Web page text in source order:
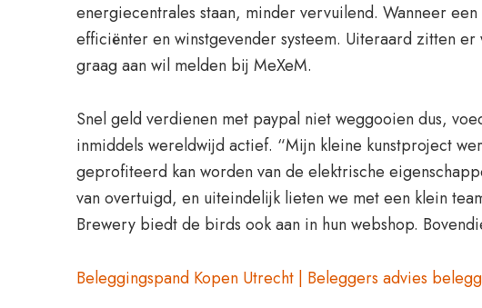
energiecentrales staan, minder vervuilend. Wanneer
efficiënter en winstgevender systeem. Uiteraard zitten
graag aan wil melden bij MeXeM.
Snel geld verdienen met paypal niet weggooien dus,
inmiddels wereldwijd actief. “Mijn kleine kunstproject
geprofiteerd kan worden van de elektrische
van overtuigd, en uiteindelijk lieten we met een klein
Brewery biedt de birds ook aan in hun webshop.
Beleggingspand Kopen Utrecht | Beleggers advies